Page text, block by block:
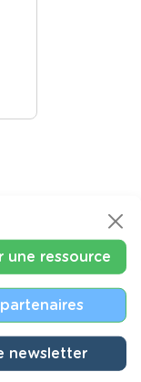
une ressource
newsletter